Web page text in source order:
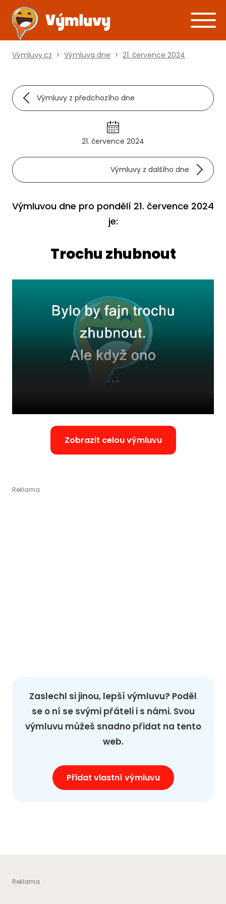
Výmluvy.cz > Výmluva dne > 21. července 2024
Výmluvy z předchozího dne
21. července 2024
Výmluvy z dalšího dne
Výmluvou dne pro pondělí 21. července 2024
je:
Trochu zhubnout
Zobrazit celou výmluvu
Zaslechl si jinou, lepší výmluvu? Poděl
se o ní se svými přáteli i s námi. Svou
výmluvu můžeš snadno přidat na tento
web.
Přidat vlastní výmluvu